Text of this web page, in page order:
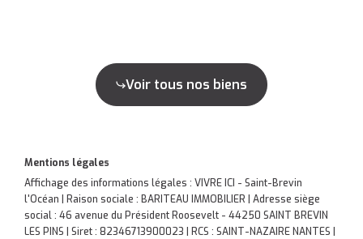
Voir tous nos biens
Mentions légales
Affichage des informations légales : VIVRE ICI - Saint-Brevin
l'Océan | Raison sociale : BARITEAU IMMOBILIER | Adresse siège
social : 46 avenue du Président Roosevelt - 44250 SAINT BREVIN
LES PINS | Siret : 82346713900023 | RCS : SAINT-NAZAIRE NANTES |